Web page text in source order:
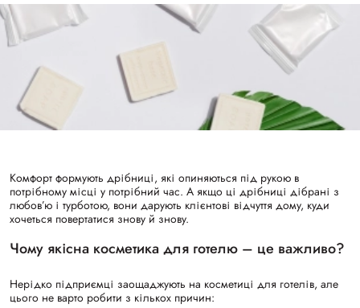
Комфорт формують дрібниці, які опиняються під рукою в
потрібному місці у потрібний час. А якщо ці дрібниці дібрані з
любов’ю і турботою, вони дарують клієнтові відчуття дому, куди
хочеться повертатися знову й знову.
Чому якісна косметика для готелю – це важливо?
Нерідко підприємці заощаджують на косметиці для готелів, але
цього не варто робити з кількох причин: